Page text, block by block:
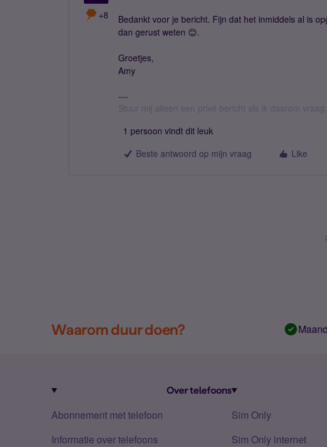
+8
Bedankt voor je bericht. Fijn dat het inmiddels al is
dan gerust weten 😊.
Groetjes,
Amy
Stuur mij alleen een privé bericht als ik daarom
1 persoon vindt dit leuk
Beste antwoord op mijn vraag
Like
Waarom duur doen?
Over telefoons
Abonnement met telefoon
Informatie over telefoons
Sim Only
Sim Only internet